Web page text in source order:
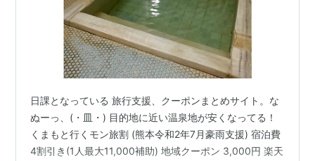
日課となっている 旅行支援、クーポンまとめサイト。な
ぬーっ、(・皿・) 目的地に近い温泉地が安くなってる！
くまもと行くモン旅割 (熊本令和2年7月豪雨支援) 宿泊費
4割引き(1人最大11,000補助) 地域クーポン 3,000円 楽天